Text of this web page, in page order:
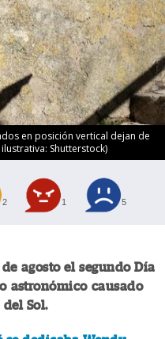
en posición vertical dejan de
Shutterstock)
2 1 5
agosto el segundo Día
astronómico causado
Sol.